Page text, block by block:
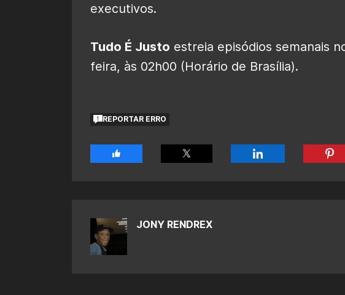
executivos.
Tudo É Justo estreia episódios semanais
feira, às 02h00 (Horário de Brasília).
REPORTAR ERRO
JONY RENDREX